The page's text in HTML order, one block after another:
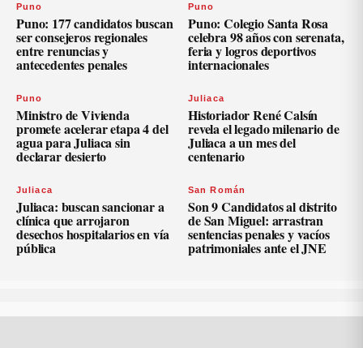
Puno
Puno: 177 candidatos buscan
ser consejeros regionales
entre renuncias y
antecedentes penales
Puno
Puno: Colegio Santa Rosa
celebra 98 años con serenata,
feria y logros deportivos
internacionales
Puno
Ministro de Vivienda
promete acelerar etapa 4 del
agua para Juliaca sin
declarar desierto
Juliaca
Historiador René Calsín
revela el legado milenario de
Juliaca a un mes del
centenario
Juliaca
Juliaca: buscan sancionar a
clínica que arrojaron
desechos hospitalarios en vía
pública
San Román
Son 9 Candidatos al distrito
de San Miguel: arrastran
sentencias penales y vacíos
patrimoniales ante el JNE